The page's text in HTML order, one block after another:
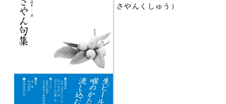
さやんくしゅう）